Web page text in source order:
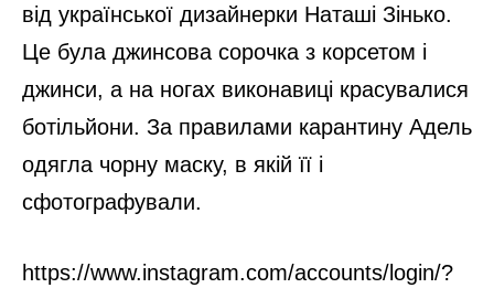
від української дизайнерки Наташі Зінько.
Це була джинсова сорочка з корсетом і
джинси, а на ногах виконавиці красувалися
ботільйони. За правилами карантину Адель
одягла чорну маску, в якій її і
сфотографували.
https://www.instagram.com/accounts/login/?